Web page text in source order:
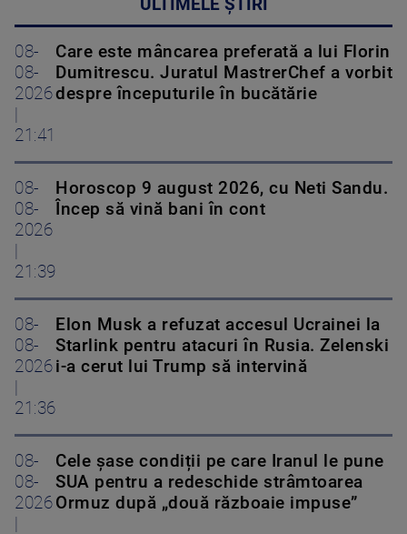
ULTIMELE ȘTIRI
08-
08-
2026
21:41
Care este mâncarea preferată a lui Florin
Dumitrescu. Juratul MastrerChef a vorbit
despre începuturile în bucătărie
08-
08-
2026
21:39
Horoscop 9 august 2026, cu Neti Sandu.
Încep să vină bani în cont
08-
08-
2026
21:36
Elon Musk a refuzat accesul Ucrainei la
Starlink pentru atacuri în Rusia. Zelenski
i-a cerut lui Trump să intervină
08-
08-
2026
Cele șase condiții pe care Iranul le pune
SUA pentru a redeschide strâmtoarea
Ormuz după „două războaie impuse”